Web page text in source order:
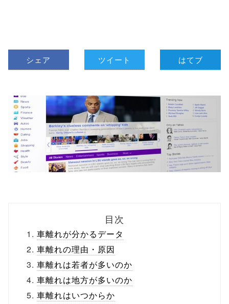
シェア ツイート はてブ
目次
車離れが分かるデータ
車離れの理由・原因
車離れは若者が多いのか
車離れは地方が多いのか
車離れはいつからか